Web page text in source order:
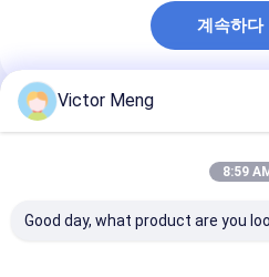
계속하다
추천된 제품
Victor Meng
8:59
Good day, what product are you